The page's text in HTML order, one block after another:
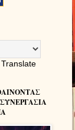
Translate